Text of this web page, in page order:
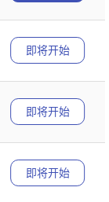
即将开始
即将开始
即将开始